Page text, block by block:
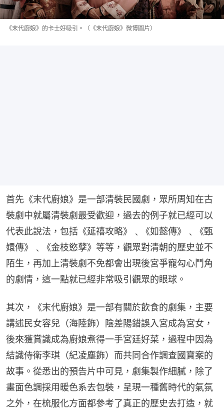
《末代廚娘》的卡士好吸引。（《末代廚娘》微博圖片）
首先《末代廚娘》是一部清裝民國劇，眾所周知在古
裝劇中就屬清裝劇最受歡迎，過去的例子就已經可以
代表此說法，包括《延禧攻略》﹑《如懿傳》﹑《甄
嬛傳》﹑《金枝慾孽》等等，觀眾對清朝的歷史並不
陌生，再加上清裝劇不免都會出現後宮爭寵勾心鬥角
的劇情，這一點就已經非常吸引觀眾的眼球。
其次，《末代廚娘》是一部有關於飲食的劇集，主要
講述民女容兒（海陸飾）陰差陽錯誤入宮成為宮女，
後來獲賞識成為廚娘煮得一手宮廷好菜，過程中因為
結識侍衛李琪（紀凌塵飾）而共同合作調查國寶案的
故事。從悉出的預告片中可見，劇集製作細膩，除了
畫面色調採用暖色系去包裝，呈現一種舊時代的氣氛
之外，在梳服化方面都參考了真正的歷史去打造，就